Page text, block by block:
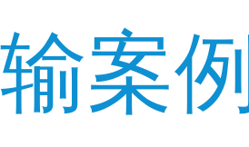
输案